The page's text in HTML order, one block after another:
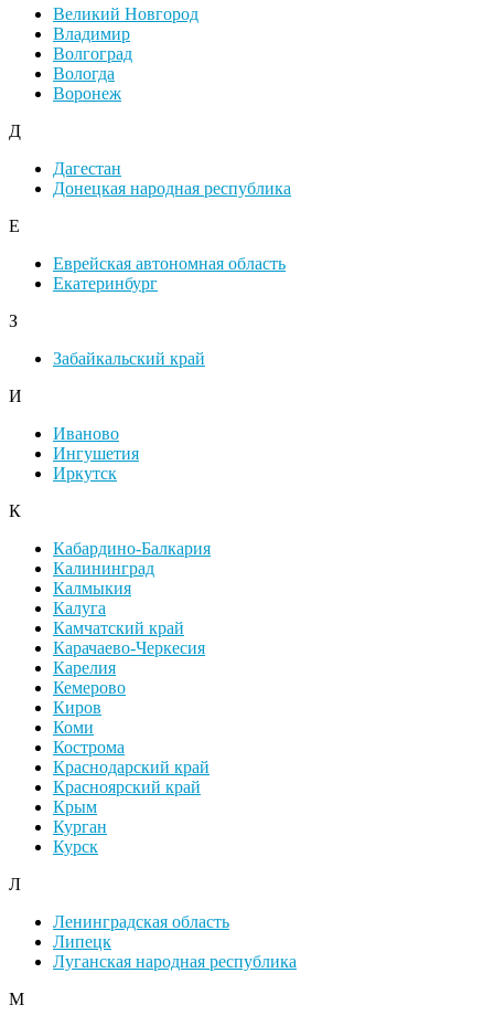
Великий Новгород
Владимир
Волгоград
Вологда
Воронеж
Д
Дагестан
Донецкая народная республика
Е
Еврейская автономная область
Екатеринбург
З
Забайкальский край
И
Иваново
Ингушетия
Иркутск
К
Кабардино-Балкария
Калининград
Калмыкия
Калуга
Камчатский край
Карачаево-Черкесия
Карелия
Кемерово
Киров
Коми
Кострома
Краснодарский край
Красноярский край
Крым
Курган
Курск
Л
Ленинградская область
Липецк
Луганская народная республика
М